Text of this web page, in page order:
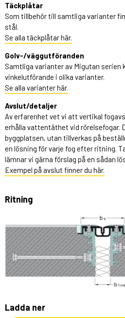
Täckplåtar
Som tillbehör till samtliga varianter
stål.
Se alla täckplåtar här.
Golv-/väggutföranden
Samtliga varianter av Migutan serien
vinkelutförande i olika varianter.
Se alla varianter här.
Avslut/detaljer
Av erfarenhet vet vi att vertikal
erhålla vattentäthet vid rörelsefogar.
byggplatsen, utan tillverkas på
en lösning för varje fog efter ritning.
lämnar vi gärna förslag på en sådan
Exempel på avslut finner du här.
Ritning
Ladda ner